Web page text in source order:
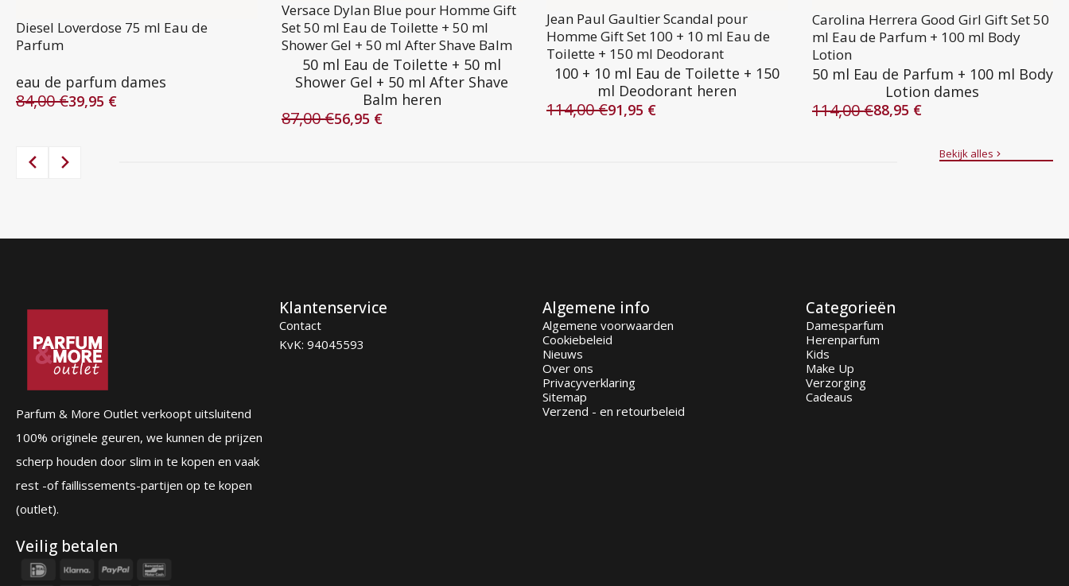
Diesel Loverdose 75 ml Eau de
Parfum
eau de parfum dames
84,00€
Oorspronkelijke
84,00 €.
39,95 €
Huidige
39,95 €.
Versace Dylan Blue pour Homme Gift
Set 50 ml Eau de Toilette + 50 ml
Shower Gel + 50 ml After Shave Balm
50 ml Eau de Toilette + 50 ml
Shower Gel + 50 ml After Shave
Balm heren
87,00€
Oorspronkelijke
56,95 €
Huidige
Jean Paul Gaultier Scandal pour
Homme Gift Set 100 + 10 ml Eau de
Toilette + 150 ml Deodorant
100 + 10 ml Eau de Toilette + 150
ml Deodorant heren
114,00€
Oorspronkelijke
91,95 €
Huidige
Carolina Herrera Good Girl Gift Set 50
ml Eau de Parfum + 100 ml Body
Lotion
50 ml Eau de Parfum + 100 ml Body
Lotion dames
114,00€
Oorspronkelijke
88,95 €
Huidige
Bekijk alles
Parfum & More Outlet verkoopt uitsluitend
100% originele geuren, we kunnen de prijzen
scherp houden door slim in te kopen en vaak
rest -of faillissements-partijen op te kopen
(outlet).
Klantenservice
Contact
KvK: 94045593
Algemene info
Algemene voorwaarden
Cookiebeleid
Nieuws
Over ons
Privacyverklaring
Sitemap
Verzend - en retourbeleid
Categorieën
Damesparfum
Herenparfum
Kids
Make Up
Verzorging
Cadeaus
Veilig betalen